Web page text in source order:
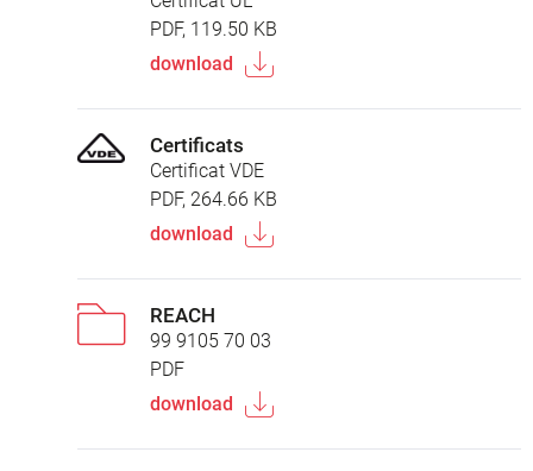
PDF, 119.50 KB
download
Certificats
Certificat VDE
PDF, 264.66 KB
download
REACH
99 9105 70 03
PDF
download